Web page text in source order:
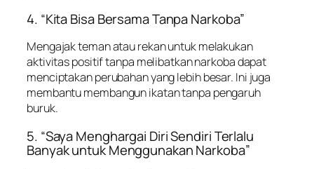
4. “Kita Bisa Bersama Tanpa Narkoba”
Mengajak teman atau rekan untuk melakukan
aktivitas positif tanpa melibatkan narkoba dapat
menciptakan perubahan yang lebih besar. Ini juga
membantu membangun ikatan tanpa pengaruh
buruk.
5. “Saya Menghargai Diri Sendiri Terlalu
Banyak untuk Menggunakan Narkoba”